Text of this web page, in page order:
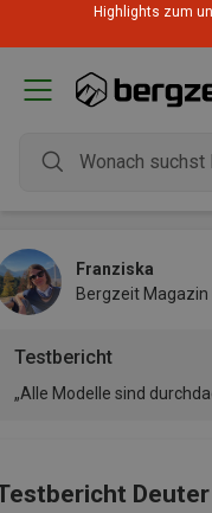
Highlights zum
Testbericht
Franziska
Bergzeit
„Alle Modelle sind